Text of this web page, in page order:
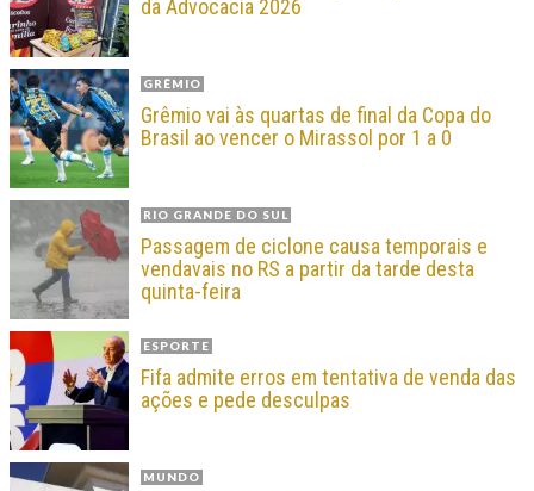
da Advocacia 2026
GRÊMIO
Grêmio vai às quartas de final da Copa do
Brasil ao vencer o Mirassol por 1 a 0
RIO GRANDE DO SUL
Passagem de ciclone causa temporais e
vendavais no RS a partir da tarde desta
quinta-feira
ESPORTE
Fifa admite erros em tentativa de venda das
ações e pede desculpas
MUNDO